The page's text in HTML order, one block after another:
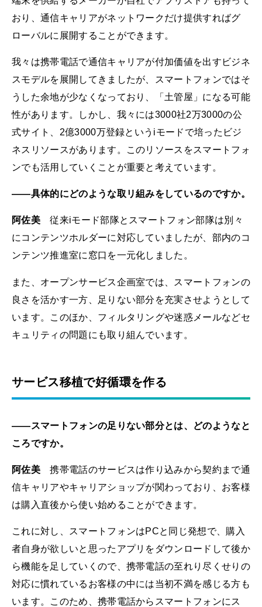
おり、通信キャリアがネットワークだけ提供すればグ
ローバルに展開することができます。
我々は携帯電話で通信キャリアが付加価値を出すビジネ
スモデルを展開してきましたが、スマートフォンではそ
うした余地が少なくなっており、「土管屋」になる可能
性があります。しかし、我々には3000社2万3000の公
式サイト、2億3000万登録というiモードで培ったビジ
ネスリソースがあります。このリソースをスマートフォ
ンでも活用していくことが重要と考えています。
――具体的にどのような取リ組みをしているのですか。
阿佐美従来iモード部隊とスマートフォン部隊は別々
にコンテンツホルダーに対応していましたが、部内のコ
ンテンツ推進室に窓口を一元化しました。
また、オープンサービス企画室では、スマートフォンの
良さを活かす一方、足りない部分を充実させようとして
います。このほか、フィルタリングや迷惑メールなどセ
キュリティの問題にも取り組んでいます。
サービス移植で好循環を作る
――スマートフォンの足りない部分とは、どのようなと
ころですか。
阿佐美携帯電話のサービスは作り込みから契約まで通
信キャリアやキャリアショップが関わっており、お客様
は購入直後から使い始めることができます。
これに対し、スマートフォンはPCと同じ発想で、購入
者自身が欲しいと思ったアプリをダウンロードして後か
ら機能を足していくので、携帯電話の至れり尽くせりの
対応に慣れているお客様の中には当初不満を感じる方も
います。このため、携帯電話からスマートフォンにス